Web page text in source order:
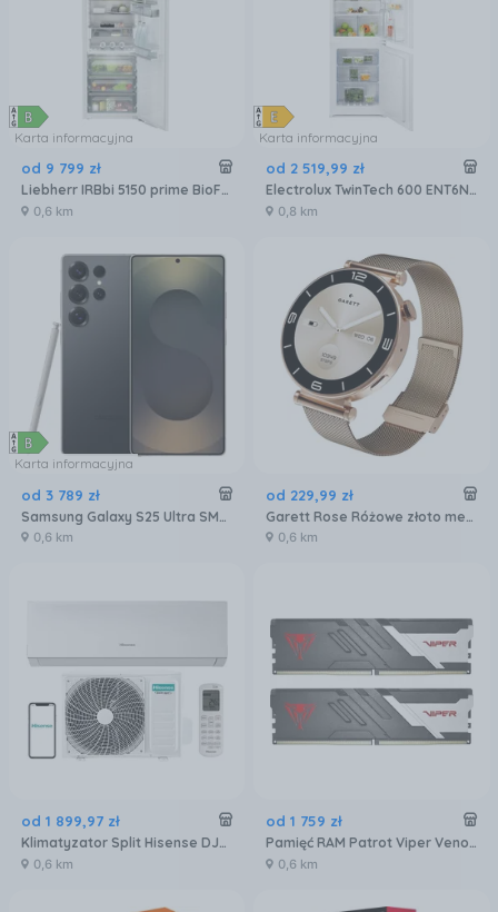
Karta informacyjna
od 9 799 zł
Liebherr IRBbi 5150 prime BioFresh
0,6 km
Karta informacyjna
od 2 519,99 zł
Electrolux TwinTech 600 ENT6NE18S
0,8 km
Karta informacyjna
od 3 789 zł
Samsung Galaxy S25 Ultra SM-S938 12/256GB Tytanowy Czarny
0,6 km
od 229,99 zł
Garett Rose Różowe złoto mesh
0,6 km
od 1 899,97 zł
Klimatyzator Split Hisense DJ25LE0EG DJ25LE0EW
0,6 km
od 1 759 zł
Pamięć RAM Patrot Viper Venom DDR5 32GB 6000MTs (PVV532G600C30K)
0,6 km